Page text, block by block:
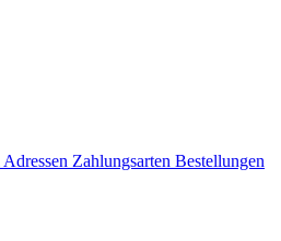
Adressen Zahlungsarten Bestellungen